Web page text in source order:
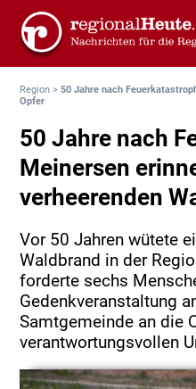
Region >50 Jahre nach
Opfer
50 Jahre nach
Meinersen
verheerenden
Vor 50 Jahren wütete
Waldbrand in der
forderte sechs
Gedenkveranstaltung
Samtgemeinde an die
verantwortungsvollen